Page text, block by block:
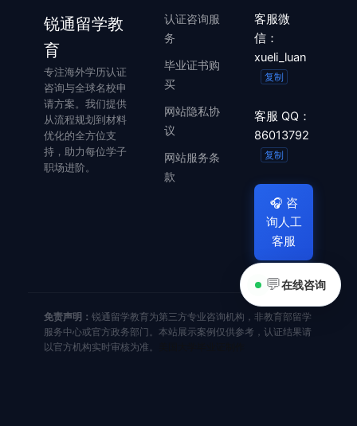
锐通留学教
育
专注海外学历认证
咨询与全球名校申
请方案。我们提供
从流程规划到材料
优化的全方位支
持，助力每位学子
职场进阶。
认证咨询服
务
毕业证书购
买
网站隐私协
议
网站服务条
款
客服微
信：
xueli_luan
复制
客服 QQ：
86013792
复制
🎧 咨
询人工
客服
免责声明： 锐通留学教育为第三方专业咨询机构，非教育部留学
服务中心或官方政务部门。本站展示案例仅供参考，认证结果请
以官方机构实时审核为准。
💬在线咨询